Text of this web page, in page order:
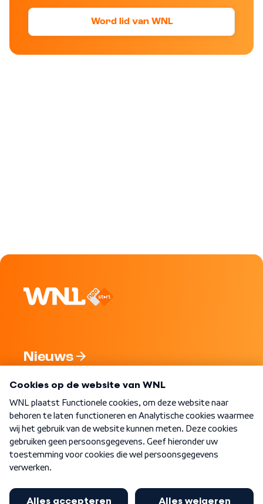
Word lid van WNL
Nieuws
Nieuwsbrief
Word Lid